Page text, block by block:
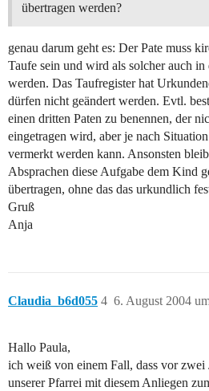
übertragen werden?
genau darum geht es: Der Pate muss
Taufe sein und wird als solcher auch in
werden. Das Taufregister hat
dürfen nicht geändert werden. Evtl.
einen dritten Paten zu benennen, der
eingetragen wird, aber je nach
vermerkt werden kann. Ansonsten
Absprachen diese Aufgabe dem Kind
übertragen, ohne das das urkundlich
Gruß
Anja
Claudia_b6d055 6. August 2004
4
Hallo Paula,
ich weiß von einem Fall, dass vor zwei
unserer Pfarrei mit diesem Anliegen